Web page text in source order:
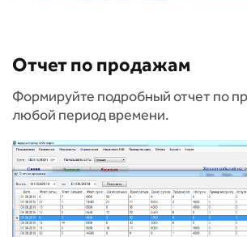
Отчет по продажам
Формируйте подробный отчет по
любой период времени.